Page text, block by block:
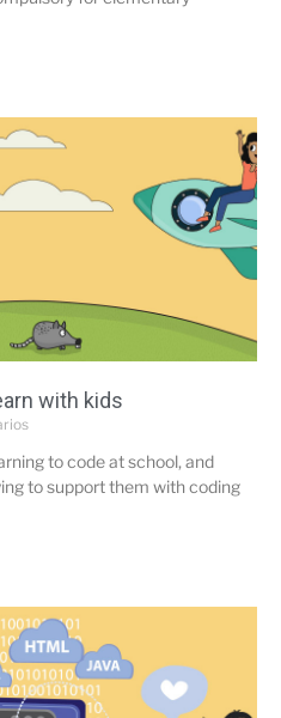
with kids
to code at school, and
to support them with coding